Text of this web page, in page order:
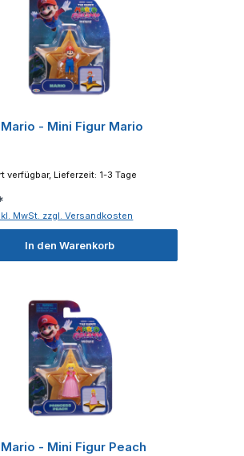
- Mini Figur Mario
verfügbar, Lieferzeit: 1-3 Tage
MwSt. zzgl. Versandkosten
In den Warenkorb
- Mini Figur Peach